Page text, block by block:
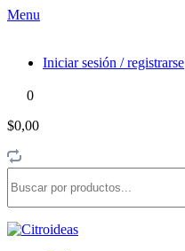
Menu
Iniciar sesión / registrarse
0
$0,00